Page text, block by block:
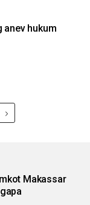
anev hukum
Makassar